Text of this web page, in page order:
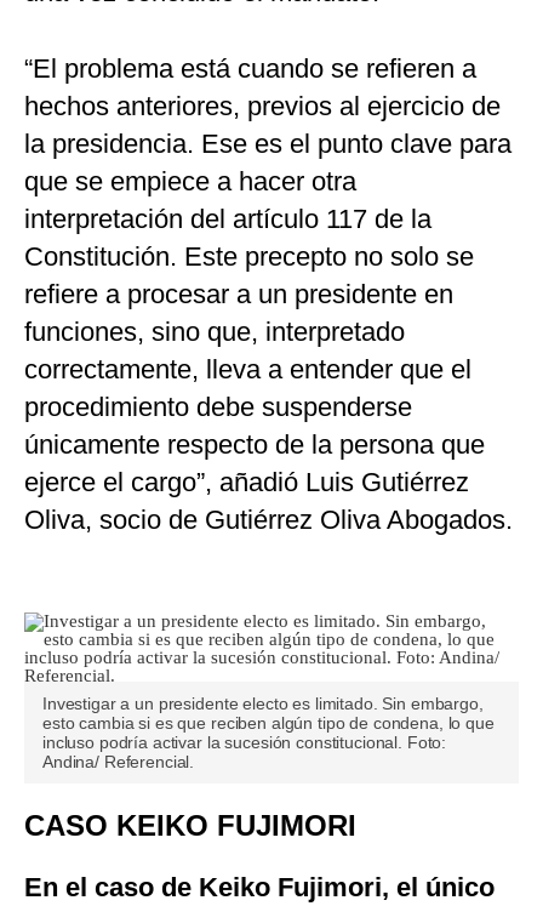
“El problema está cuando se refieren a
hechos anteriores, previos al ejercicio de
la presidencia. Ese es el punto clave para
que se empiece a hacer otra
interpretación del artículo 117 de la
Constitución. Este precepto no solo se
refiere a procesar a un presidente en
funciones, sino que, interpretado
correctamente, lleva a entender que el
procedimiento debe suspenderse
únicamente respecto de la persona que
ejerce el cargo”, añadió Luis Gutiérrez
Oliva, socio de Gutiérrez Oliva Abogados.
Investigar a un presidente electo es limitado. Sin embargo,
esto cambia si es que reciben algún tipo de condena, lo que
incluso podría activar la sucesión constitucional. Foto:
Andina/ Referencial.
CASO KEIKO FUJIMORI
En el caso de Keiko Fujimori, el único